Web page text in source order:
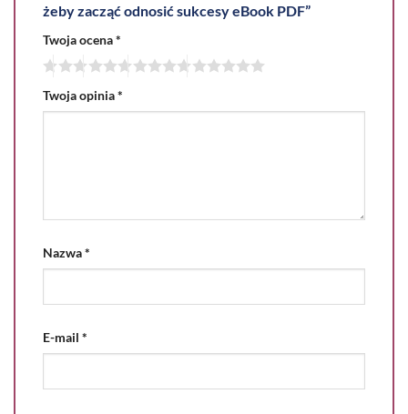
żeby zacząć odnosić sukcesy eBook PDF”
Twoja ocena*
Twoja opinia*
Nazwa*
E-mail *